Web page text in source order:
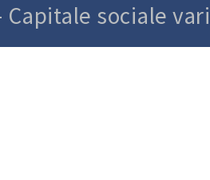
Capitale sociale